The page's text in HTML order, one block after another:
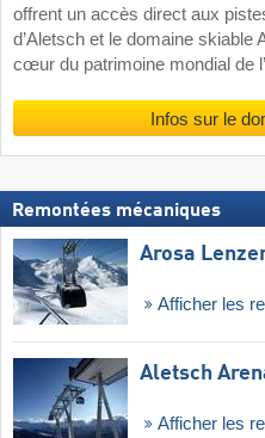
offrent un accès direct aux
d’Aletsch et le domaine skiable
cœur du patrimoine mondial de
Infos sur le
Remontées mécaniques
Arosa
Afficher les
Aletsch
Afficher les